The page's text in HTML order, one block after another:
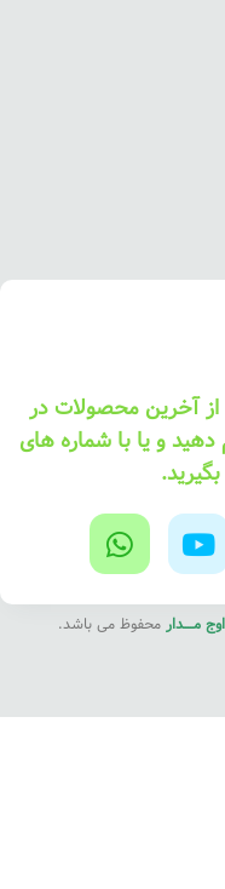
آخرین محصولات در
و یا با شماره های
اوج مــــدار محفوظ می باشد.